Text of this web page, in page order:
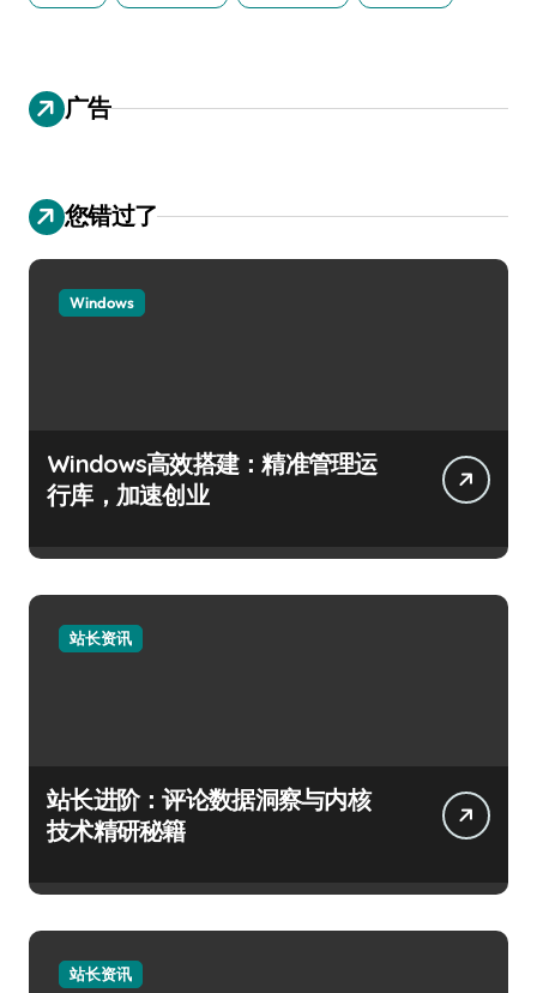
广告
您错过了
Windows
Windows高效搭建：精准管理运
行库，加速创业
站长资讯
站长进阶：评论数据洞察与内核
技术精研秘籍
站长资讯